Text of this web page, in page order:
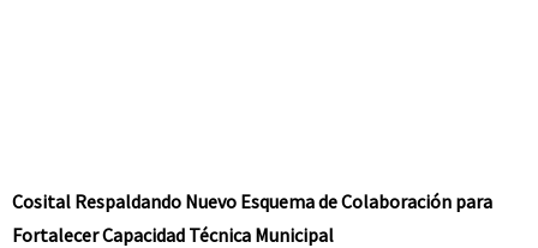
Cosital Respaldando Nuevo Esquema de Colaboración para
Fortalecer Capacidad Técnica Municipal